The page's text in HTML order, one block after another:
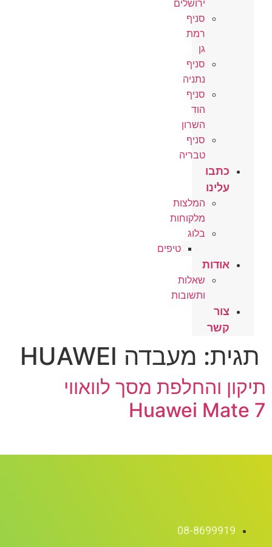
ירושלים
סניף
רמת
גן
סניף
נתניה
סניף
הוד
השרון
סניף
טבריה
כתבו
עלינו
המלצות
מלקוחות
בלוג
טיפים
אודות
שאלות
ותשובות
צור
קשר
תגית: מעבדה HUAWEI
תיקון והחלפת מסך לוואווי
Huawei Mate 7
08-8699919